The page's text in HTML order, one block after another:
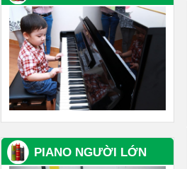
PIANO NGƯỜI LỚN